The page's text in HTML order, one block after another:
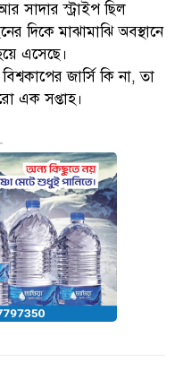
সাদার স্ট্রাইপ ছিল
দিকে মাঝামাঝি অবস্থানে
এসেছে।
জার্সি কি না, তা
এক সপ্তাহ।